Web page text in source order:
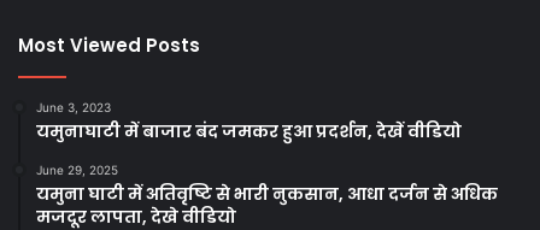
Most Viewed Posts
June 3, 2023
यमुनाघाटी में बाजार बंद जमकर हुआ प्रदर्शन, देखें वीडियो
June 29, 2025
यमुना घाटी में अतिवृष्टि से भारी नुकसान, आधा दर्जन से अधिक
मजदूर लापता, देखे वीडियो